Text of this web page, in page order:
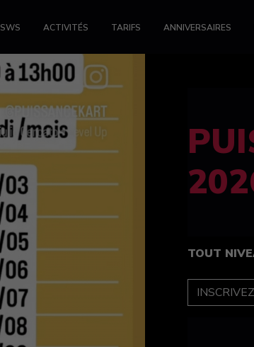
SWS ACTIVITÉS TARIFS ANNIVERSAIRES
TOUT